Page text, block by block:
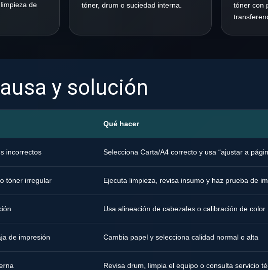
de
tóner, drum o suciedad interna.
tóner con
y solución
Qué hacer
incorrectos Selecciona Carta/A4 correcto y usa “ajustar a
tóner irregular Ejecuta limpieza, revisa insumo y haz prueba de
Usa alineación de cabezales o calibración de color
de impresión Cambia papel y selecciona calidad normal o alta
Revisa drum, limpia el equipo o consulta servicio